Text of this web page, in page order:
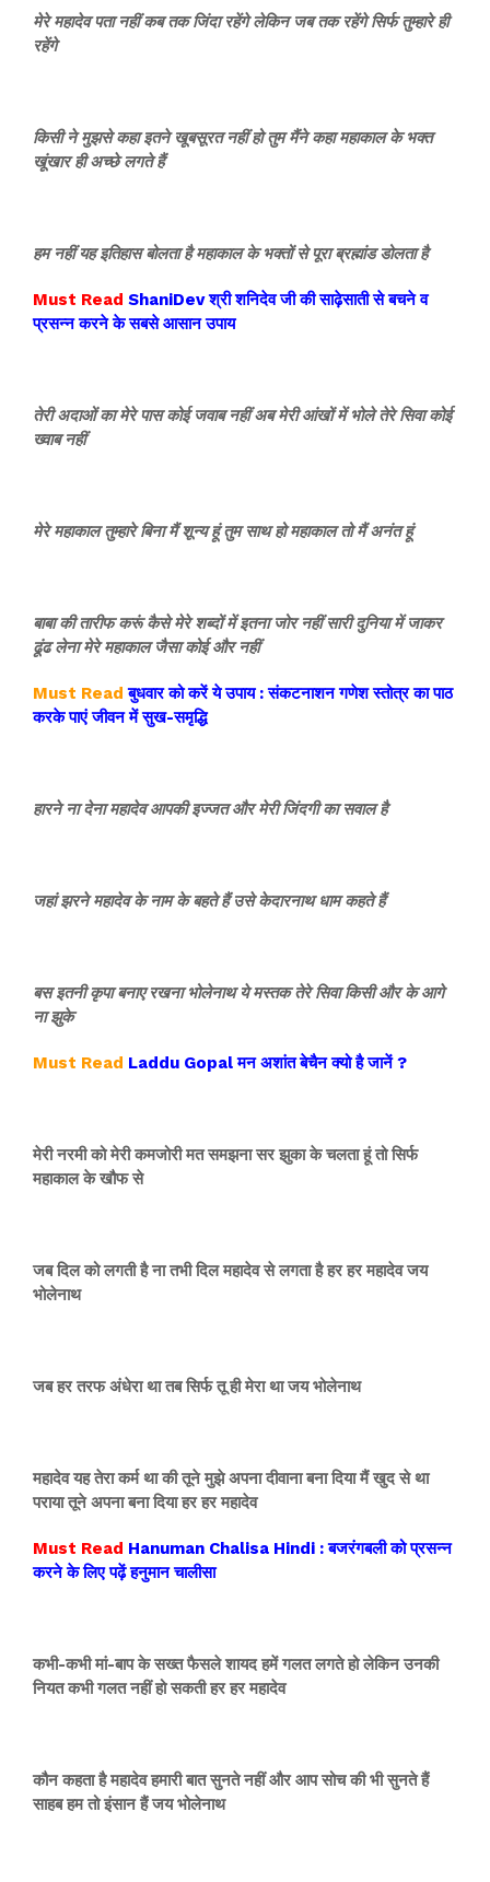
मेरे महादेव पता नहीं कब तक जिंदा रहेंगे लेकिन जब तक रहेंगे सिर्फ तुम्हारे ही
रहेंगे
किसी ने मुझसे कहा इतने खूबसूरत नहीं हो तुम मैंने कहा महाकाल के भक्त
खूंखार ही अच्छे लगते हैं
हम नहीं यह इतिहास बोलता है महाकाल के भक्तों से पूरा ब्रह्मांड डोलता है
Must Read ShaniDev श्री शनिदेव जी की साढ़ेसाती से बचने व
प्रसन्न करने के सबसे आसान उपाय
तेरी अदाओं का मेरे पास कोई जवाब नहीं अब मेरी आंखों में भोले तेरे सिवा कोई
ख्वाब नहीं
मेरे महाकाल तुम्हारे बिना मैं शून्य हूं तुम साथ हो महाकाल तो मैं अनंत हूं
बाबा की तारीफ करूं कैसे मेरे शब्दों में इतना जोर नहीं सारी दुनिया में जाकर
ढूंढ लेना मेरे महाकाल जैसा कोई और नहीं
Must Readबुधवार को करें ये उपाय : संकटनाशन गणेश स्तोत्र का पाठ
करके पाएं जीवन में सुख-समृद्धि‍
हारने ना देना महादेव आपकी इज्जत और मेरी जिंदगी का सवाल है
जहां झरने महादेव के नाम के बहते हैं उसे केदारनाथ धाम कहते हैं
बस इतनी कृपा बनाए रखना भोलेनाथ ये मस्तक तेरे सिवा किसी और के आगे
ना झुके
Must Read Laddu Gopal मन अशांत बेचैन क्यो है जानें ?
मेरी नरमी को मेरी कमजोरी मत समझना सर झुका के चलता हूं तो सिर्फ
महाकाल के खौफ से
जब दिल को लगती है ना तभी दिल महादेव से लगता है हर हर महादेव जय
भोलेनाथ
जब हर तरफ अंधेरा था तब सिर्फ तू ही मेरा था जय भोलेनाथ
महादेव यह तेरा कर्म था की तूने मुझे अपना दीवाना बना दिया मैं खुद से था
पराया तूने अपना बना दिया हर हर महादेव
Must Read Hanuman Chalisa Hindi : बजरंगबली को प्रसन्न
करने के लिए पढ़ें हनुमान चालीसा
कभी-कभी मां-बाप के सख्त फैसले शायद हमें गलत लगते हो लेकिन उनकी
नियत कभी गलत नहीं हो सकती हर हर महादेव
कौन कहता है महादेव हमारी बात सुनते नहीं और आप सोच की भी सुनते हैं
साहब हम तो इंसान हैं जय भोलेनाथ